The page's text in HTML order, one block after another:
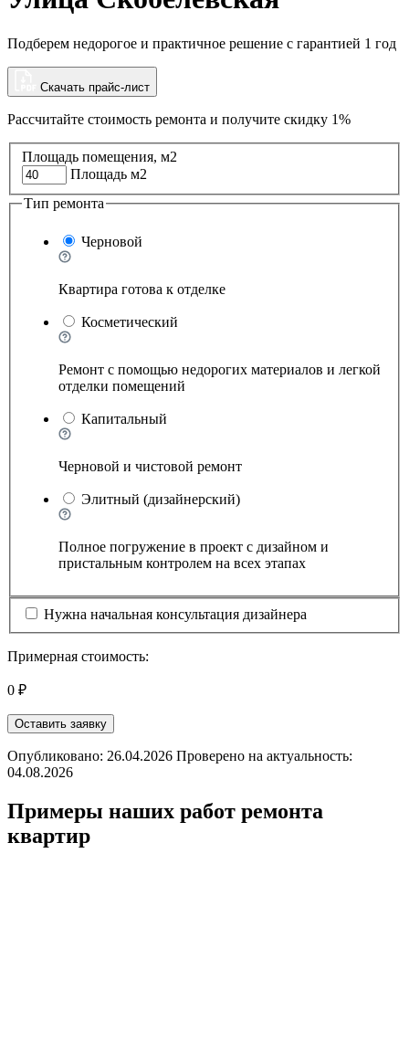
Подберем недорогое и практичное решение с гарантией 1 год
Скачать прайс-лист
Рассчитайте стоимость ремонта и получите скидку 1%
Площадь помещения, м2
Площадь м2
Тип ремонта
Черновой
Квартира готова к отделке
Косметический
Ремонт с помощью недорогих материалов и легкой
отделки помещений
Капитальный
Черновой и чистовой ремонт
Элитный (дизайнерский)
Полное погружение в проект с дизайном и
пристальным контролем на всех этапах
Нужна начальная консультация дизайнера
Примерная стоимость:
0 ₽
Оставить заявку
Опубликовано: 26.04.2026 Проверено на актуальность:
04.08.2026
Примеры наших работ ремонта
квартир